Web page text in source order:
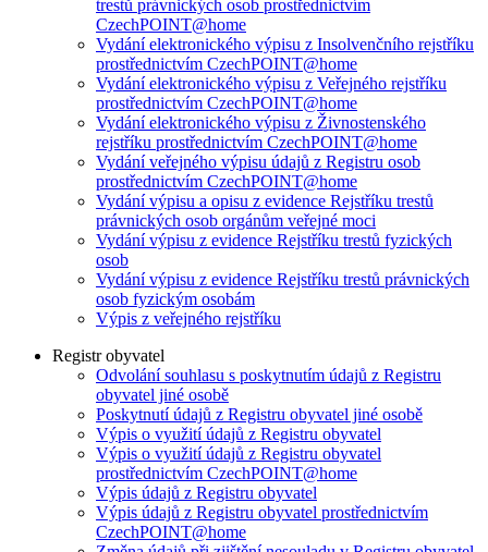
trestů právnických osob prostřednictvím
CzechPOINT@home
Vydání elektronického výpisu z Insolvenčního rejstříku
prostřednictvím CzechPOINT@home
Vydání elektronického výpisu z Veřejného rejstříku
prostřednictvím CzechPOINT@home
Vydání elektronického výpisu z Živnostenského
rejstříku prostřednictvím CzechPOINT@home
Vydání veřejného výpisu údajů z Registru osob
prostřednictvím CzechPOINT@home
Vydání výpisu a opisu z evidence Rejstříku trestů
právnických osob orgánům veřejné moci
Vydání výpisu z evidence Rejstříku trestů fyzických
osob
Vydání výpisu z evidence Rejstříku trestů právnických
osob fyzickým osobám
Výpis z veřejného rejstříku
Registr obyvatel
Odvolání souhlasu s poskytnutím údajů z Registru
obyvatel jiné osobě
Poskytnutí údajů z Registru obyvatel jiné osobě
Výpis o využití údajů z Registru obyvatel
Výpis o využití údajů z Registru obyvatel
prostřednictvím CzechPOINT@home
Výpis údajů z Registru obyvatel
Výpis údajů z Registru obyvatel prostřednictvím
CzechPOINT@home